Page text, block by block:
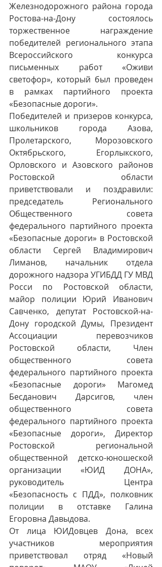
Железнодорожного района города
Ростова-на-Дону состоялось
торжественное награждение
победителей регионального этапа
Всероссийского конкурса
письменных работ «Оживи
светофор», который был проведен
в рамках партийного проекта
«Безопасные дороги».
Победителей и призеров конкурса,
школьников города Азова,
Пролетарского, Морозовского
Октябрьского, Егорлыкского,
Орловского и Азовского районов
Ростовской области
приветствовали и поздравили:
председатель Регионального
Общественного совета
федерального партийного проекта
«Безопасные дороги» в Ростовской
области Сергей Владимирович
Лиманов, начальник отдела
дорожного надзора УГИБДД ГУ МВД
Росси по Ростовской области,
майор полиции Юрий Иванович
Савченко, депутат Ростовской-на-
Дону городской Думы, Президент
Ассоциации перевозчиков
Ростовской области, Член
общественного совета
федерального партийного проекта
«Безопасные дороги» Магомед
Бесданович Дарсигов, член
общественного совета
федерального партийного проекта
«Безопасные дороги», Директор
Ростовской региональной
общественной детско-юношеской
организации «ЮИД ДОНА»,
руководитель Центра
«Безопасность с ПДД», полковник
полиции в отставке Галина
Егоровна Давыдова.
От лица ЮИДовцев Дона, всех
участников мероприятия
приветствовал отряд «Новый